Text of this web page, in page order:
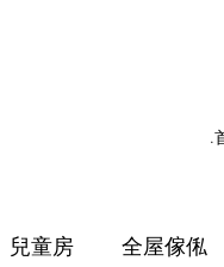
.
兒童房 全屋傢俬